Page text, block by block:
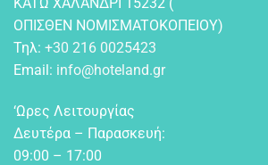
OΠIΣΘEN NOMIΣMATOKOΠEIOY)
Τηλ: +30 216 0025423
Email: info@hoteland.gr
‘Ωρες Λειτουργίας
Δευτέρα – Παρασκευή:
09:00 – 17:00